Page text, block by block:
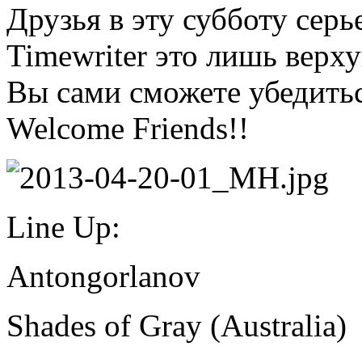
Друзья в эту субботу
Timewriter это лишь
Вы сами сможете
Welcome Friends!!
Line Up:
Antongorlanov
Shades of Gray (Australia)